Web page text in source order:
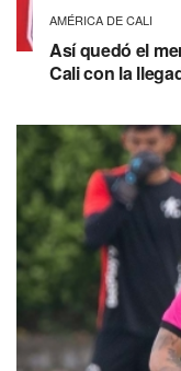
AMÉRICA DE CALI
Así quedó el
Cali con la